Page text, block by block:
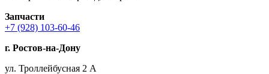
Запчасти
+7 (928) 103-60-46
г. Ростов-на-Дону
ул. Троллейбусная 2 А